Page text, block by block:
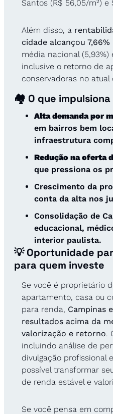
Além disso, a
cidade alcançou 7,66%
média nacional
inclusive o retorno de
conservadoras no atual
🏘️ O que impulsiona
Alta demanda por
em bairros bem
infraestrutura
Redução na oferta
que pressiona os
Crescimento da
conta da alta nos
Consolidação de
educacional,
interior paulista.
💡 Oportunidade
para quem investe
Se você é proprietário
apartamento, casa ou
para renda, Campinas
resultados acima da
valorização e retorno.
incluindo análise de
divulgação profissional
possível transformar
de renda estável e
Se você pensa em